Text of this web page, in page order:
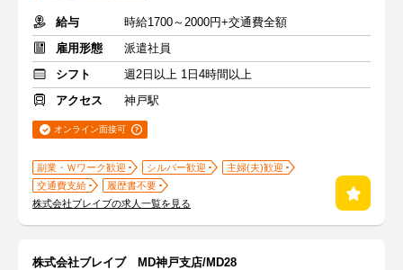
給与
時給1700～2000円+交通費全額
雇用形態
派遣社員
シフト
週2日以上 1日4時間以上
アクセス
神戸駅
オンライン面接可
副業・Ｗワーク歓迎 シルバー歓迎
主婦(夫)歓迎
交通費支給
履歴書不要
株式会社ブレイブの求人一覧を見る
株式会社ブレイブ MD神戸支店/MD28